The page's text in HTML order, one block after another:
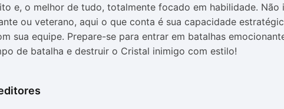
e, o melhor de tudo, totalmente focado em habilidade. Não
ou veterano, aqui o que conta é sua capacidade
sua equipe. Prepare-se para entrar em batalhas
de batalha e destruir o Cristal inimigo com estilo!